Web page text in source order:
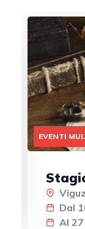
EVENTI
Dal
Al